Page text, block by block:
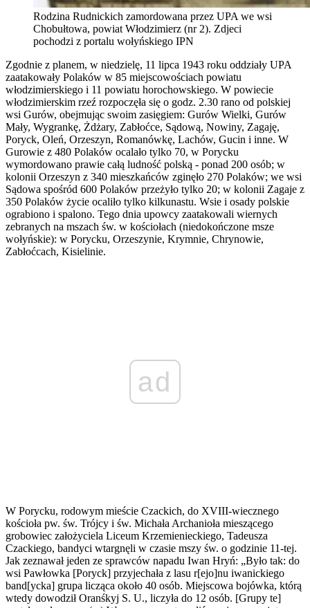
Rodzina Rudnickich zamordowana przez UPA we wsi
Chobułtowa, powiat Włodzimierz (nr 2). Zdjeci
pochodzi z portalu wołyńskiego IPN
Zgodnie z planem, w niedzielę, 11 lipca 1943 roku oddziały UPA
zaatakowały Polaków w 85 miejscowościach powiatu
włodzimierskiego i 11 powiatu horochowskiego. W powiecie
włodzimierskim rzeź rozpoczęła się o godz. 2.30 rano od polskiej
wsi Gurów, obejmując swoim zasięgiem: Gurów Wielki, Gurów
Mały, Wygrankę, Żdżary, Zabłoćce, Sądową, Nowiny, Zagaję,
Poryck, Oleń, Orzeszyn, Romanówkę, Lachów, Gucin i inne. W
Gurowie z 480 Polaków ocalało tylko 70, w Porycku
wymordowano prawie całą ludność polską - ponad 200 osób; w
kolonii Orzeszyn z 340 mieszkańców zginęło 270 Polaków; we wsi
Sądowa spośród 600 Polaków przeżyło tylko 20; w kolonii Zagaje z
350 Polaków życie ocaliło tylko kilkunastu. Wsie i osady polskie
ograbiono i spalono. Tego dnia upowcy zaatakowali wiernych
zebranych na mszach św. w kościołach (niedokończone msze
wołyńskie): w Porycku, Orzeszynie, Krymnie, Chrynowie,
Zabłoćcach, Kisielinie.
ad
W Porycku, rodowym mieście Czackich, do XVIII-wiecznego
kościoła pw. św. Trójcy i św. Michała Archanioła mieszącego
grobowiec założyciela Liceum Krzemienieckiego, Tadeusza
Czackiego, bandyci wtargnęli w czasie mszy św. o godzinie 11-tej.
Jak zeznawał jeden ze sprawców napadu Iwan Hryń: „Było tak: do
wsi Pawłow­ka [Poryck] przyjechała z lasu r[ejo]nu iwanickiego
band[ycka] grupa licząca około 40 osób. Miejscowa bojówka, którą
wtedy dowodził Oranśkyj S. U., liczyła do 12 osób. [Grupy te]